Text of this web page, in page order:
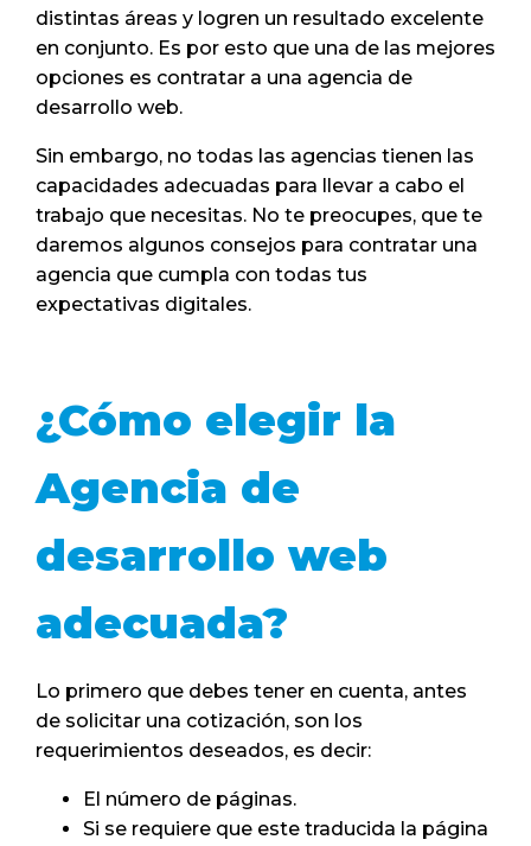
distintas áreas y logren un resultado excelente
en conjunto. Es por esto que una de las mejores
opciones es contratar a una agencia de
desarrollo web.
Sin embargo, no todas las agencias tienen las
capacidades adecuadas para llevar a cabo el
trabajo que necesitas. No te preocupes, que te
daremos algunos consejos para contratar una
agencia que cumpla con todas tus
expectativas digitales.
¿Cómo elegir la
Agencia de
desarrollo web
adecuada?
Lo primero que debes tener en cuenta, antes
de solicitar una cotización, son los
requerimientos deseados, es decir:
El número de páginas.
Si se requiere que este traducida la página